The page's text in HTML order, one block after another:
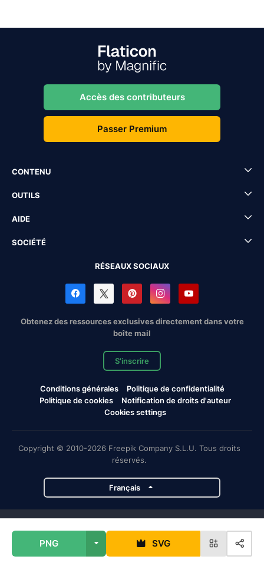
PNG SVG
Accès des contributeurs
Passer Premium
CONTENU
OUTILS
AIDE
SOCIÉTÉ
RÉSEAUX SOCIAUX
Obtenez des ressources exclusives directement dans votre
boîte mail
S'inscrire
Conditions générales
Politique de confidentialité
Politique de cookies
Notification de droits d'auteur
Cookies settings
Copyright © 2010-2026 Freepik Company S.L.U. Tous droits
réservés.
Français